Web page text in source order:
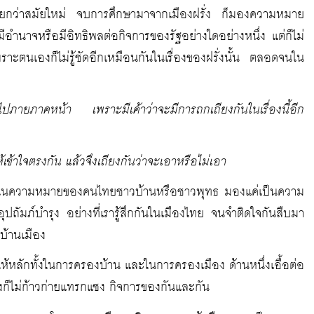
ว่าสมัยใหม่ จบการศึกษามาจากเมืองฝรั่ง ก็มองความหมาย
อำนาจหรือมีอิทธิพลต่อกิจการของรัฐอย่างใดอย่างหนึ่ง แต่ก็ไม่
ะตนเองก็ไม่รู้ชัดอีกเหมือนกันในเรื่องของฝรั่งนั้น ตลอดจนใน
ภายภาคหน้า เพราะมีเค้าว่าจะมีการถกเถียงกันในเรื่องนี้อีก
ใจตรงกัน แล้วจึงเถียงกันว่าจะเอาหรือไม่เอา
ความหมายของคนไทยชาวบ้านหรือชาวพุทธ มองแค่เป็นความ
มภ์บำรุง อย่างที่เรารู้สึกกันในเมืองไทย จนจำติดใจกันสืบมา
านเมือง
ลักทั้งในการครองบ้าน และในการครองเมือง ด้านหนึ่งเอื้อต่อ
ก้าวก่ายแทรกแซง กิจการของกันและกัน